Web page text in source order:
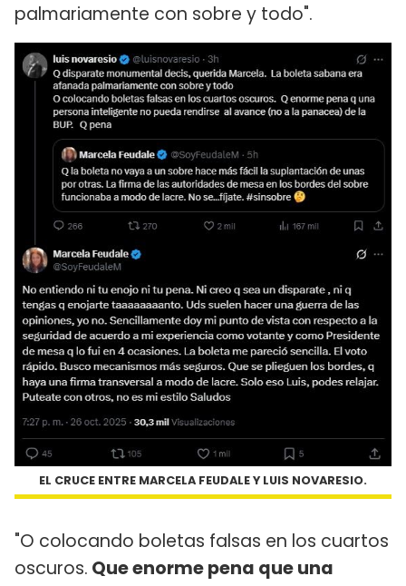
palmariamente con sobre y todo".
EL CRUCE ENTRE MARCELA FEUDALE Y LUIS NOVARESIO.
"O colocando boletas falsas en los cuartos
oscuros. Que enorme pena que una